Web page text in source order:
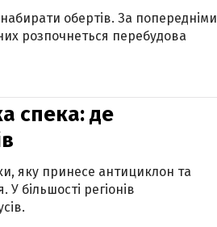
обертів. За попередніми
розпочнеться перебудова
спека: де
яку принесе антициклон та
більшості регіонів